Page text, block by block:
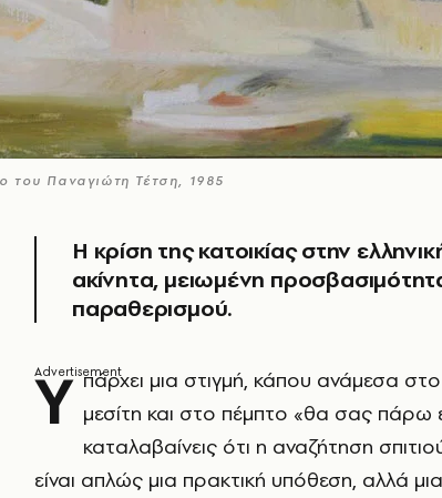
του Παναγιώτη Τέτση, 1985
Η κρίση της κατοικίας στην
ακίνητα, μειωμένη
παραθερισμού.
Υ πάρχει μια στιγμή, κάπου ανάμεσα
μεσίτη και στο πέμπτο «θα σας πάρω
καταλαβαίνεις ότι η αναζήτηση
είναι απλώς μια πρακτική υπόθεση, αλλά